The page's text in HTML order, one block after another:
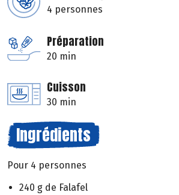
4 personnes
Préparation
20 min
Cuisson
30 min
Ingrédients
Pour 4 personnes
240 g de Falafel